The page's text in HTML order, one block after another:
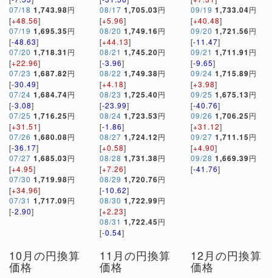
07/18 1,743.98円
[+48.56]
07/19 1,695.35円
[-48.63]
07/20 1,718.31 円
[+22.96]
07/23 1,687.82円
[-30.49]
07/24 1,684.74円
[-3.08]
07/25 1,716.25円
[+31.51]
07/26 1,680.08円
[-36.17]
07/27 1,685.03円
[+4.95]
07/30 1,719.98円
[+34.96]
07/31 1,717.09円
[-2.90]
08/17 1,705.03円
[+5.96]
08/20 1,749.16円
[+44.13]
08/21 1,745.20円
[-3.96]
08/22 1,749.38円
[+4.18]
08/23 1,725.40円
[-23.99]
08/24 1,723.53円
[-1.86]
08/27 1,724.12円
[+0.58]
08/28 1,731.38円
[+7.26]
08/29 1,720.76円
[-10.62]
08/30 1,722.99円
[+2.23]
08/31 1,722.45円
[-0.54]
09/19 1,733.04円
[+40.48]
09/20 1,721.56円
[-11.47]
09/21 1,711.91 円
[-9.65]
09/24 1,715.89円
[+3.98]
09/25 1,675.13円
[-40.76]
09/26 1,706.25円
[+31.12]
09/27 1,711.15円
[+4.90]
09/28 1,669.39円
[-41.76]
10月の円換算
価格
11月の円換算
価格
12月の円換算
価格